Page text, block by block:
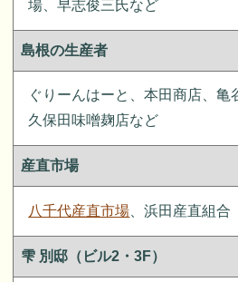
場、早志俊三氏など
島根の生産者
ぐりーんはーと、本田商店、亀
久保田味噌麹店など
産直市場
八千代産直市場 、浜田産直組合
雫 別邸（ビル2・3F）